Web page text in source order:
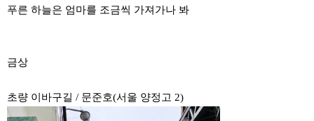
푸른 하늘은 엄마를 조금씩 가져가나 봐
금상
초량 이바구길 / 문준호(서울 양정고 2)